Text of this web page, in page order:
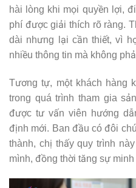
hài lòng khi mọi quyền lợi,
phí được giải thích rõ ràng.
dài nhưng lại cần thiết, vì
nhiều thông tin mà không
Tương tự, một khách hàng
trong quá trình tham gia
được tư vấn viên hướng
định mới. Ban đầu có đôi
thành, chị thấy quy trình
mình, đồng thời tăng sự